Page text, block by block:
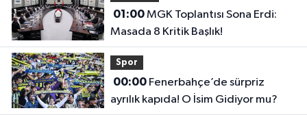
01:00MGK Toplantısı Sona Erdi:
Masada 8 Kritik Başlık!
Spor
00:00Fenerbahçe’de sürpriz
ayrılık kapıda! O İsim Gidiyor mu?